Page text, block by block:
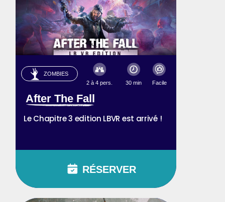
ZOMBIES
2 à 4 pers.
30 min Facile
After The Fall
Le Chapitre 3 edition LBVR est arrivé !
RÉSERVER